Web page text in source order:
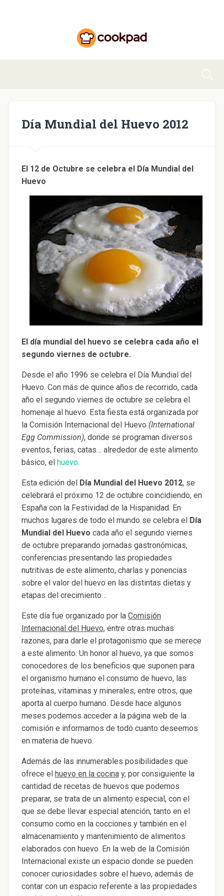
Día Mundial del Huevo 2012
El 12 de Octubre se celebra el Día Mundial del
Huevo
El día mundial del huevo se celebra cada año el
segundo viernes de octubre.
Desde el año 1996 se celebra el Día Mundial del
Huevo. Con más de quince años de recorrido, cada
año el segundo viernes de octubre se celebra el
homenaje al huevo. Esta fiesta está organizada por
la Comisión Internacional del Huevo (International
Egg Commission), donde se programan diversos
eventos, ferias, catas… alrededor de este alimento
básico, el huevo.
Esta edición del Día Mundial del Huevo 2012, se
celebrará el próximo 12 de octubre coincidiendo, en
España con la Festividad de la Hispanidad. En
muchos lugares de todo el mundo se celebra el Día
Mundial del Huevo cada año el segundo viernes
de octubre preparando jornadas gastronómicas,
conferencias presentando las propiedades
nutritivas de este alimento, charlas y ponencias
sobre el valor del huevo en las distintas dietas y
etapas del crecimiento…
Este día fue organizado por la Comisión
Internacional del Huevo, entre otras muchas
razones, para darle el protagonismo que se merece
a este alimento. Un honor al huevo, ya que somos
conocedores de los beneficios que suponen para
el organismo humano el consumo de huevo, las
proteínas, vitaminas y minerales, entre otros, que
aporta al cuerpo humano. Desde hace algunos
meses podemos acceder a la página web de la
comisión e informarnos de todo cuanto deseemos
en materia de huevo.
Además de las innumerables posibilidades que
ofrece el huevo en la cocinay, por consiguiente la
cantidad de recetas de huevos que podemos
preparar, se trata de un alimento especial, con el
que se debe llevar especial atención, tanto en el
consumo como en la cocciones y también en el
almacenamiento y mantenimiento de alimentos
elaborados con huevo. En la web de la Comisión
Internacional existe un espacio donde se pueden
conocer curiosidades sobre el huevo, además de
contar con un espacio referente a las propiedades